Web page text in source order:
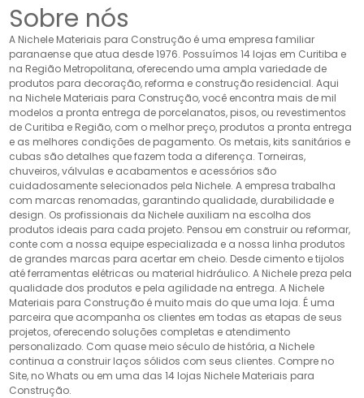
Sobre nós
A Nichele Materiais para Construção é uma empresa familiar
paranaense que atua desde 1976. Possuímos 14 lojas em Curitiba e
na Região Metropolitana, oferecendo uma ampla variedade de
produtos para decoração, reforma e construção residencial. Aqui
na Nichele Materiais para Construção, você encontra mais de mil
modelos a pronta entrega de porcelanatos, pisos, ou revestimentos
de Curitiba e Região, com o melhor preço, produtos a pronta entrega
e as melhores condições de pagamento. Os metais, kits sanitários e
cubas são detalhes que fazem toda a diferença. Torneiras,
chuveiros, válvulas e acabamentos e acessórios são
cuidadosamente selecionados pela Nichele. A empresa trabalha
com marcas renomadas, garantindo qualidade, durabilidade e
design. Os profissionais da Nichele auxiliam na escolha dos
produtos ideais para cada projeto. Pensou em construir ou reformar,
conte com a nossa equipe especializada e a nossa linha produtos
de grandes marcas para acertar em cheio. Desde cimento e tijolos
até ferramentas elétricas ou material hidráulico. A Nichele preza pela
qualidade dos produtos e pela agilidade na entrega. A Nichele
Materiais para Construção é muito mais do que uma loja. É uma
parceira que acompanha os clientes em todas as etapas de seus
projetos, oferecendo soluções completas e atendimento
personalizado. Com quase meio século de história, a Nichele
continua a construir laços sólidos com seus clientes. Compre no
Site, no Whats ou em uma das 14 lojas Nichele Materiais para
Construção.